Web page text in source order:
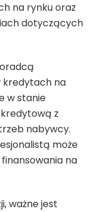
na rynku oraz
dotyczących
kredytach na
w stanie
z
nabywcy.
może
na
ważne jest